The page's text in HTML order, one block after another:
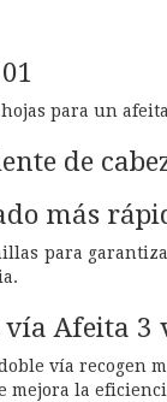
para un
de
más
para
Afeita 3
vía recogen
mejora la